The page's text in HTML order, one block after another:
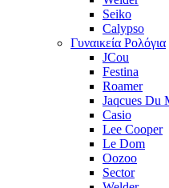
Seiko
Calypso
Γυναικεία Ρολόγια
JCou
Festina
Roamer
Jaqcues Du
Casio
Lee Cooper
Le Dom
Oozoo
Sector